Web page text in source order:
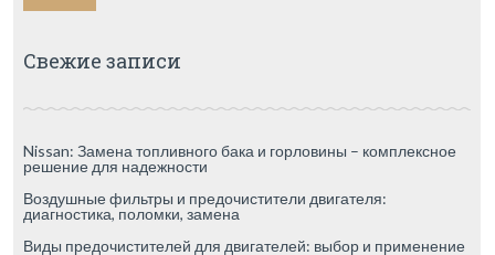
Свежие записи
Nissan: Замена топливного бака и горловины – комплексное
решение для надежности
Воздушные фильтры и предочистители двигателя:
диагностика, поломки, замена
Виды предочистителей для двигателей: выбор и применение